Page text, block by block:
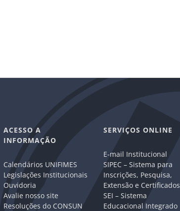
ACESSO A
INFORMAÇÃO
Calendários UNIFIMES
Legislações Institucionais
Ouvidoria
Avalie nosso site
Resoluções do CONSUN
SERVIÇOS ONLINE
E-mail Institucional
SIPEC – Sistema para
Inscrições, Pesquisa,
Extensão e Certificados
SEI – Sistema
Educacional Integrado